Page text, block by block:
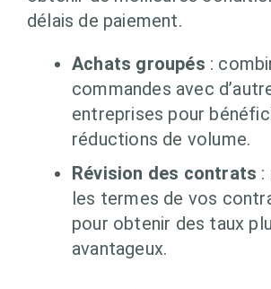
délais de paiement.
Achats groupés :
commandes avec
entreprises pour
réductions de volume.
Révision des contrats :
les termes de vos
pour obtenir des taux
avantageux.